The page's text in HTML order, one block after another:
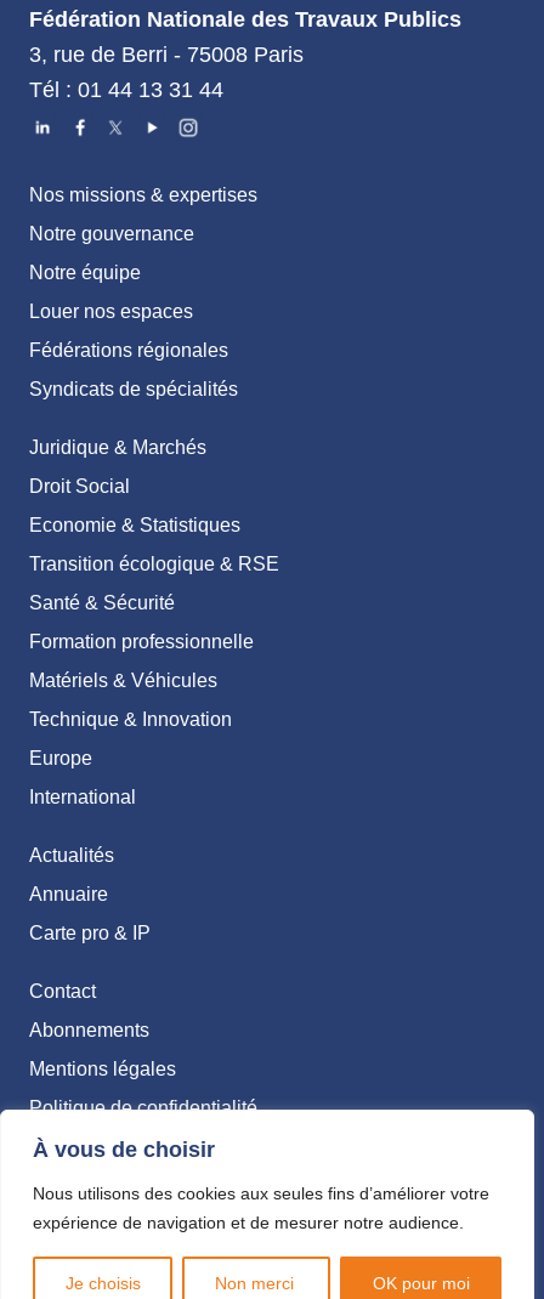
À vous de choisir
Nous utilisons des cookies aux seules fins d’améliorer votre
expérience de navigation et de mesurer notre audience.
Je choisis Non merci OK pour moi
Fédération Nationale des Travaux Publics
3, rue de Berri - 75008 Paris
Tél : 01 44 13 31 44
Nos missions & expertises
Notre gouvernance
Notre équipe
Louer nos espaces
Fédérations régionales
Syndicats de spécialités
Juridique & Marchés
Droit Social
Economie & Statistiques
Transition écologique & RSE
Santé & Sécurité
Formation professionnelle
Matériels & Véhicules
Technique & Innovation
Europe
International
Actualités
Annuaire
Carte pro & IP
Contact
Abonnements
Mentions légales
Politique de confidentialité